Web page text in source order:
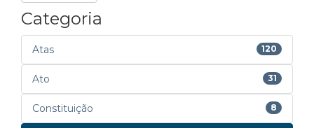
Categoria
Atas 120
Ato 31
Constituição 8